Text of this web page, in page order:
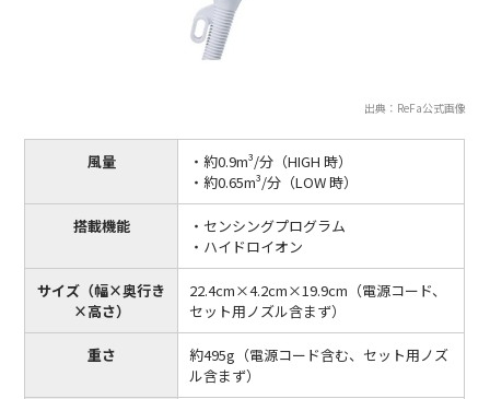
出典：ReFa公式画像
風量
・約0.9m³/分（HIGH 時）
・約0.65m³/分（LOW 時）
搭載機能
・センシングプログラム
・ハイドロイオン
サイズ（幅×奥行き
×高さ）
22.4cm×4.2cm×19.9cm（電源コード、
セット用ノズル含まず）
重さ
約495g（電源コード含む、セット用ノズ
ル含まず）